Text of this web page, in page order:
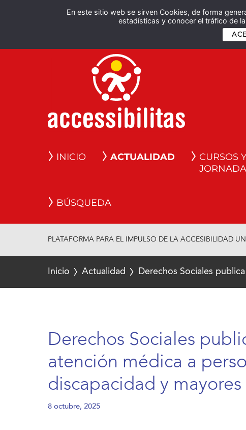
En este sitio web se sirven Cookies, de forma
estadísticas y conocer el tráfico de
INICIO ACTUALIDAD
CURSOS
BÚSQUEDA
PLATAFORMA PARA EL IMPULSO DE LA ACCESIBILIDAD
Inicio Actualidad Derechos Sociales
Derechos Sociales
atención médica a
discapacidad y mayores
8 octubre, 2025